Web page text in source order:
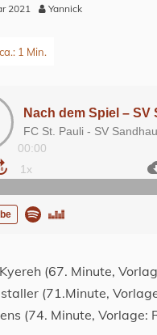
2021 Yannick
(67. Minute,
(71.Minute,
(74. Minute, Vorlage: